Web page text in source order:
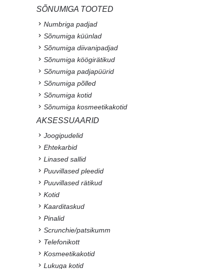
SÕNUMIGA TOOTED
Numbriga padjad
Sõnumiga küünlad
Sõnumiga diivanipadjad
Sõnumiga köögirätikud
Sõnumiga padjapüürid
Sõnumiga põlled
Sõnumiga kotid
Sõnumiga kosmeetikakotid
AKSESSUAARID
Joogipudelid
Ehtekarbid
Linased sallid
Puuvillased pleedid
Puuvillased rätikud
Kotid
Kaarditaskud
Pinalid
Scrunchie/patsikumm
Telefonikott
Kosmeetikakotid
Lukuga kotid